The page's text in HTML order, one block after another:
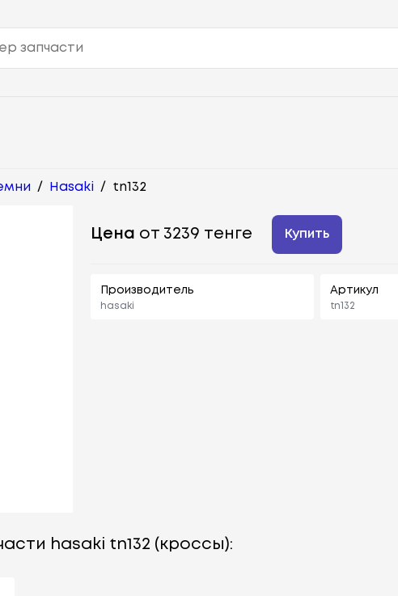
/ Hasaki / tn132
Цена от 3239 тенге Купить
Производитель
hasaki
Артикул
tn132
hasaki tn132 (кроссы):